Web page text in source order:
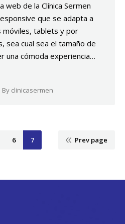
web de la Clínica Sermen
que se adapta a
tablets y por
sea cual sea el tamaño de
una cómoda experiencia…
By clinicasermen
6 7 Prev page